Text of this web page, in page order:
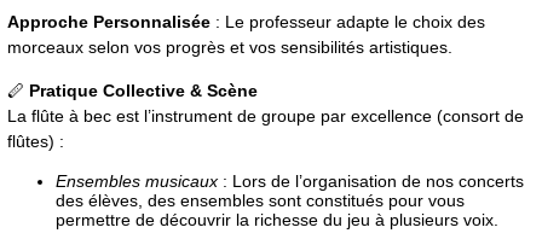
Approche Personnalisée : Le professeur adapte le choix des
morceaux selon vos progrès et vos sensibilités artistiques.
🪈 Pratique Collective & Scène
La flûte à bec est l’instrument de groupe par excellence (consort de
flûtes) :
Ensembles musicaux : Lors de l’organisation de nos concerts
des élèves, des ensembles sont constitués pour vous
permettre de découvrir la richesse du jeu à plusieurs voix.